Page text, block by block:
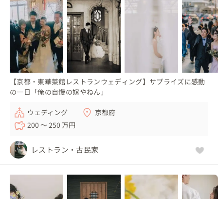
【京都・東華菜館レストランウェディング】サプライズに感動
の一日「俺の自慢の嫁やねん」
ウェディング
京都府
200 〜 250 万円
レストラン・古民家